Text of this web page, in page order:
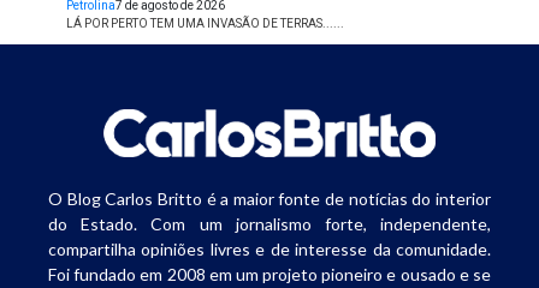
Petrolina7 de agosto de 2026
LÁ POR PERTO TEM UMA INVASÃO DE TERRAS......
O Blog Carlos Britto é a maior fonte de notícias do interior
do Estado. Com um jornalismo forte, independente,
compartilha opiniões livres e de interesse da comunidade.
Foi fundado em 2008 em um projeto pioneiro e ousado e se